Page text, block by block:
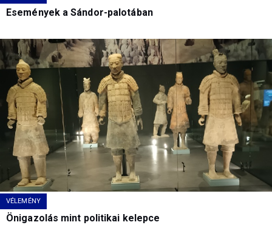
Események a Sándor-palotában
VÉLEMÉNY
Önigazolás mint politikai kelepce